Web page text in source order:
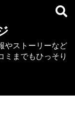
やストーリーなど
ミまでもひっそり